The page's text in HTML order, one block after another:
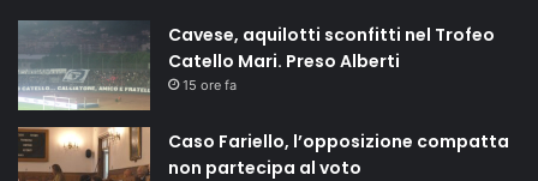
Cavese, aquilotti sconfitti nel Trofeo
Catello Mari. Preso Alberti
15 ore fa
Caso Fariello, l’opposizione compatta
non partecipa al voto